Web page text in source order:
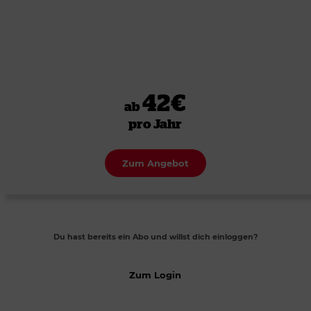
ab42€
pro Jahr
Zum Angebot
Du hast bereits ein Abo und willst dich einloggen?
Zum Login